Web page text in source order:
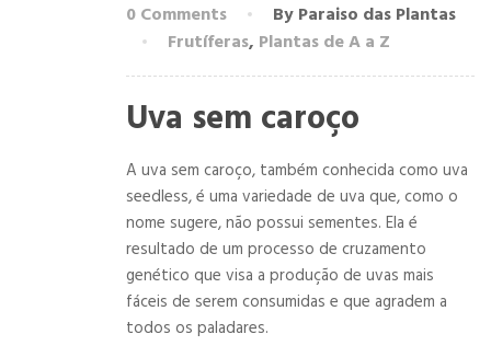
0 Comments
By Paraiso das Plantas
Frutíferas, Plantas de A a Z
Uva sem caroço
A uva sem caroço, também conhecida como uva
seedless, é uma variedade de uva que, como o
nome sugere, não possui sementes. Ela é
resultado de um processo de cruzamento
genético que visa a produção de uvas mais
fáceis de serem consumidas e que agradem a
todos os paladares.